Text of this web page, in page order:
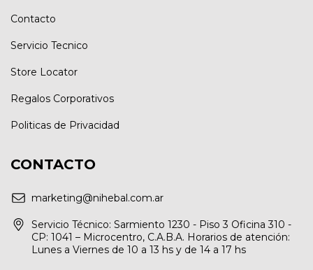
Contacto
Servicio Tecnico
Store Locator
Regalos Corporativos
Politicas de Privacidad
CONTACTO
marketing@nihebal.com.ar
Servicio Técnico: Sarmiento 1230 - Piso 3 Oficina 310 -
CP: 1041 – Microcentro, C.A.B.A. Horarios de atención:
Lunes a Viernes de 10 a 13 hs y de 14 a 17 hs